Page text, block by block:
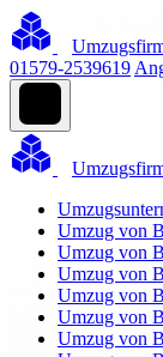
01579-2539619
Umzug von
Umzug von
Umzug von
Umzug von
Umzug von
Umzug von